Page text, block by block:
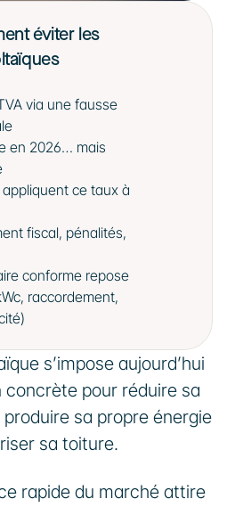
éviter les
via une fausse
en 2026… mais
ce taux à
fiscal, pénalités,
conforme repose
raccordement,
s’impose aujourd’hui
pour réduire sa
sa propre énergie
sa toiture.
rapide du marché attire